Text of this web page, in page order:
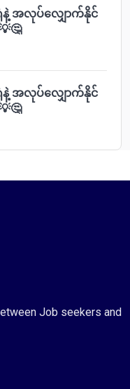
နဲ့ အလုပ်လျှောက်နိုင်
နဲ့ အလုပ်လျှောက်နိုင်
Job seekers and